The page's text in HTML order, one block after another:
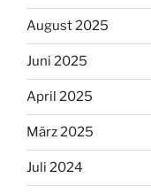
August 2025
Juni 2025
April 2025
März 2025
Juli 2024